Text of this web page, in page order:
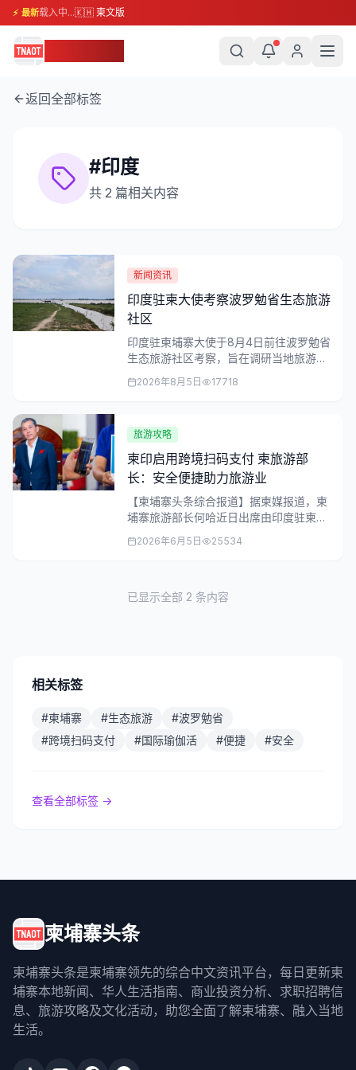
⚡ 最新载入中...🇰🇭 柬文版
返回全部标签
#印度
共 2 篇相关内容
新闻资讯
印度驻柬大使考察波罗勉省生态旅游
社区
印度驻柬埔寨大使于8月4日前往波罗勉省
生态旅游社区考察，旨在调研当地旅游潜
力及生态保护工作。
2026年8月5日 17718
旅游攻略
柬印启用跨境扫码支付 柬旅游部
长：安全便捷助力旅游业
【柬埔寨头条综合报道】据柬媒报道，柬
埔寨旅游部长何哈近日出席由印度驻柬埔
寨大使馆举办的“柬埔寨-印度UPI/QR跨境
支付...
2026年6月5日 25534
已显示全部 2 条内容
相关标签
#柬埔寨 #生态旅游 #波罗勉省
#跨境扫码支付 #国际瑜伽活 #便捷 #安全
查看全部标签 →
柬埔寨头条
柬埔寨头条是柬埔寨领先的综合中文资讯平台，每日更新柬
埔寨本地新闻、华人生活指南、商业投资分析、求职招聘信
息、旅游攻略及文化活动，助您全面了解柬埔寨、融入当地
生活。